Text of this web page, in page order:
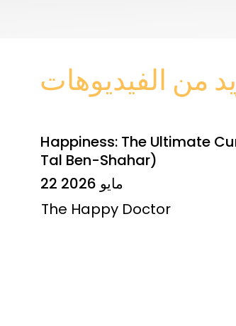
من الفيديوهات
Happiness: The Ultimate
Tal Ben-Shahar)
22 مايو 2026
The Happy Doctor